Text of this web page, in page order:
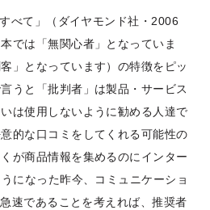
べて」（ダイヤモンド社・2006
では「無関心者」となっていま
」となっています）の特徴をピッ
うと「批判者」は製品・サービス
は使用しないように勧める人達で
的な口コミをしてくれる可能性の
が商品情報を集めるのにインター
になった昨今、コミュニケーショ
速であることを考えれば、推奨者